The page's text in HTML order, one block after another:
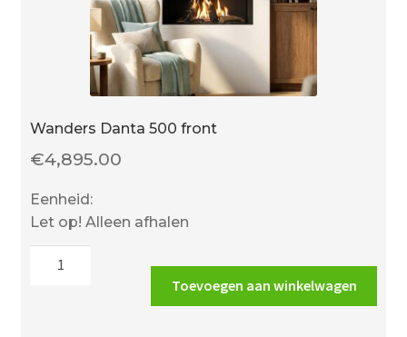
Wanders Danta 500 front
€4,895.00
Eenheid:
Let op! Alleen afhalen
Toevoegen aan winkelwagen